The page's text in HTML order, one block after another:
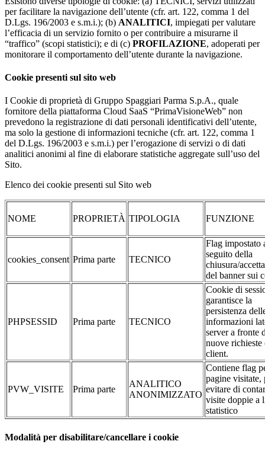
per facilitare la navigazione dell’utente (cfr. art. 122, comma 1 del
D.Lgs. 196/2003 e s.m.i.); (b) ANALITICI, impiegati per valutare
l’efficacia di un servizio fornito o per contribuire a misurarne il
“traffico” (scopi statistici); e di (c) PROFILAZIONE, adoperati per
monitorare il comportamento dell’utente durante la navigazione.
Cookie presenti sul sito web
I Cookie di proprietà di Gruppo Spaggiari Parma S.p.A., quale
fornitore della piattaforma Cloud SaaS “PrimaVisioneWeb” non
prevedono la registrazione di dati personali identificativi dell’utente,
ma solo la gestione di informazioni tecniche (cfr. art. 122, comma 1
del D.Lgs. 196/2003 e s.m.i.) per l’erogazione di servizi o di dati
analitici anonimi al fine di elaborare statistiche aggregate sull’uso del
Sito.
Elenco dei cookie presenti sul Sito web
NOME PROPRIETÀ TIPOLOGIA FUNZIONE
cookies_consent Prima parte TECNICO
Flag impostato
seguito della
chiusura/
del banner sui
PHPSESSID Prima parte TECNICO
Cookie di
garantisce la
persistenza
informazioni
server a fronte
nuove richieste
client.
PVW_VISITE Prima parte
ANALITICO
ANONIMIZZATO
Contiene flag
pagine visitate,
evitare di
visite doppie a
statistico
Modalità per disabilitare/cancellare i cookie